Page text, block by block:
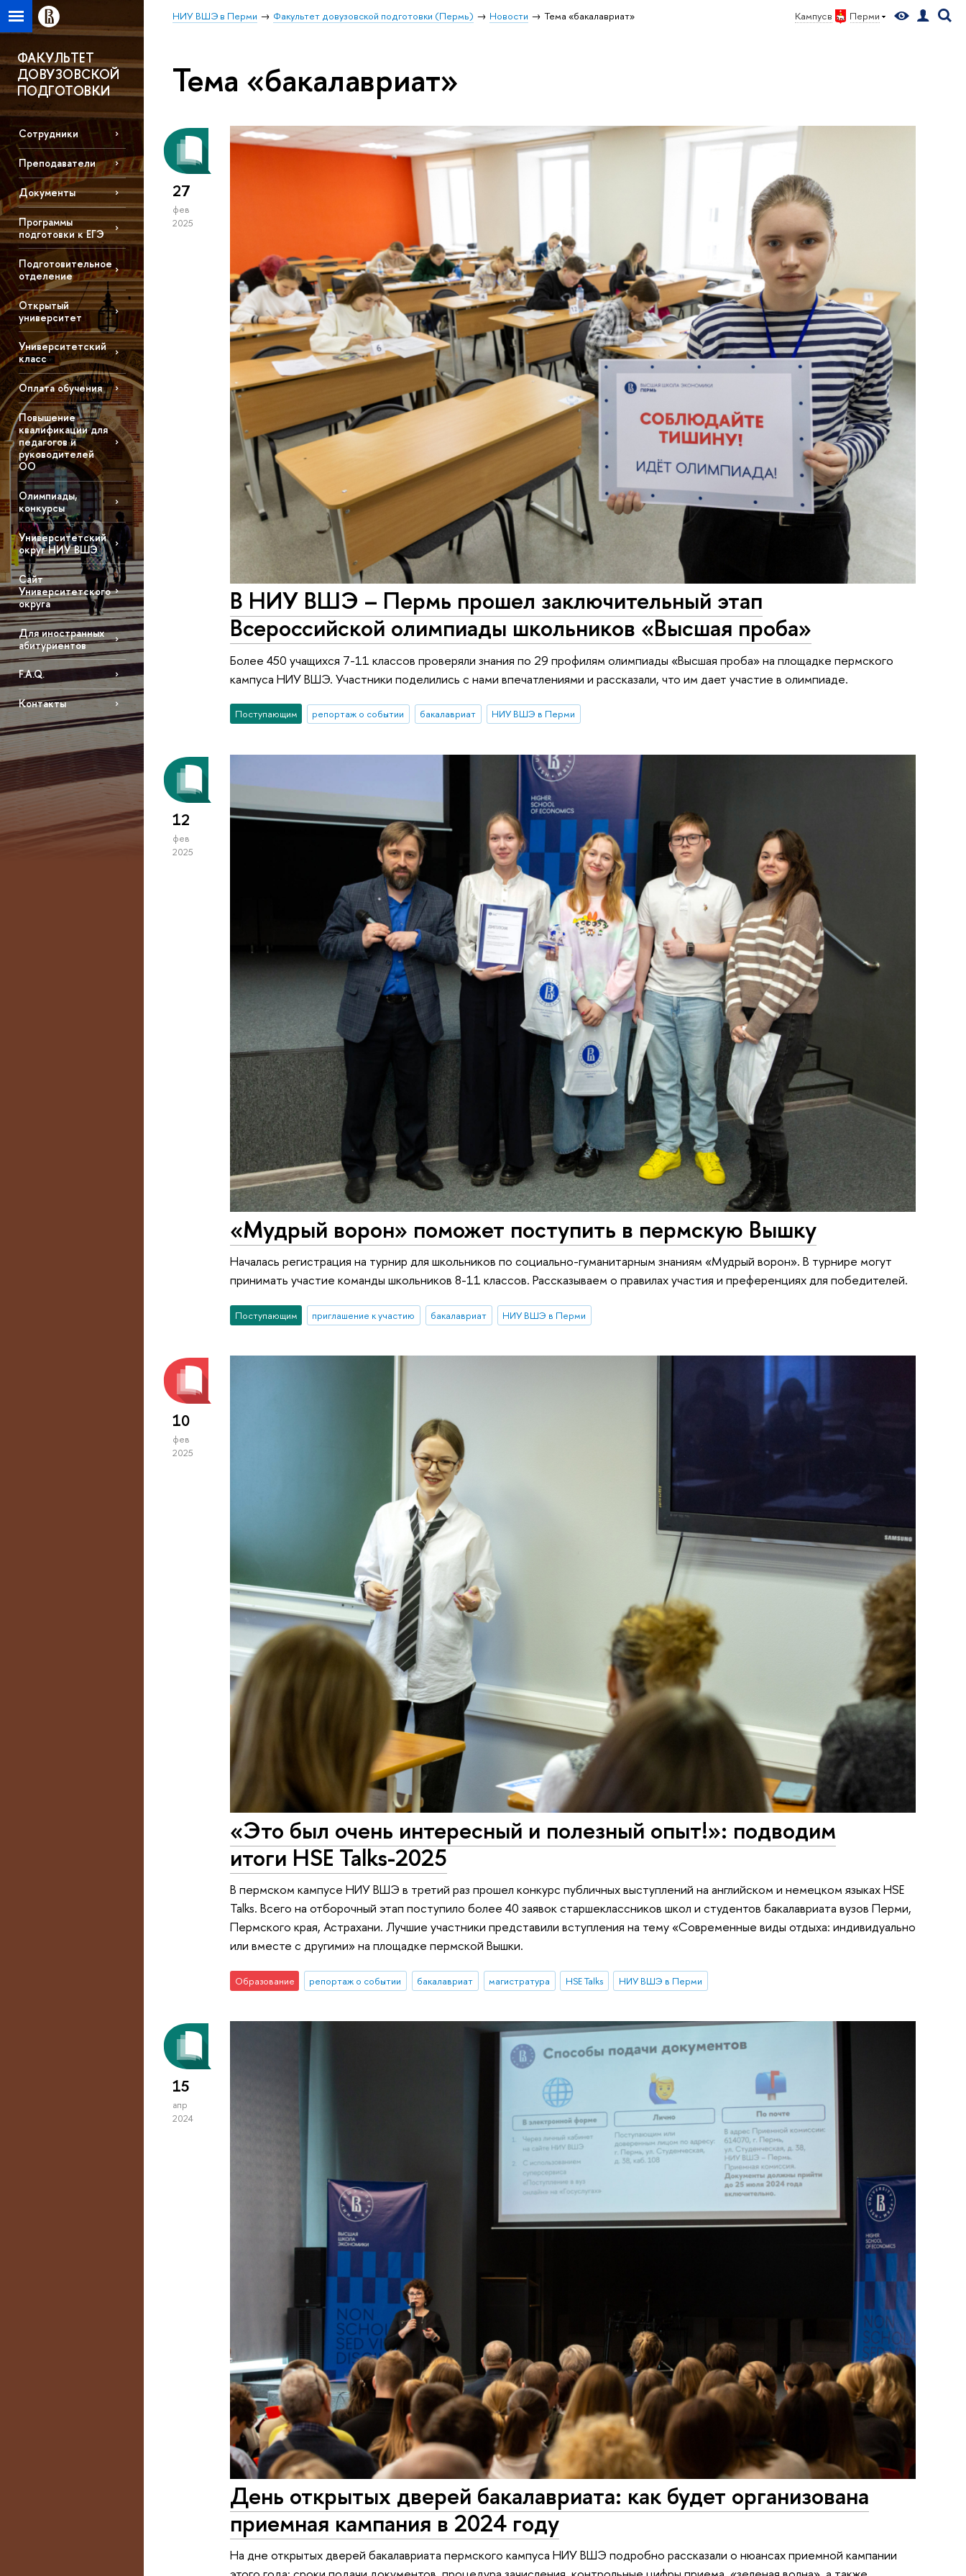
Кампус в Перми
НИУ ВШЭ в Перми Факультет довузовской подготовки (Пермь) Новости Тема «бакалавриат»
ФАКУЛЬТЕТ
ДОВУЗОВСКОЙ
ПОДГОТОВКИ
Сотрудники
Преподаватели
Документы
Программы
подготовки к ЕГЭ
Подготовительное
отделение
Открытый
университет
Университетский
класс
Оплата обучения
Повышение
квалификации для
педагогов и
руководителей
ОО
Олимпиады,
конкурсы
Университетский
округ НИУ ВШЭ
Сайт
Университетского
округа
Для иностранных
абитуриентов
F.A.Q.
Контакты
Тема «бакалавриат»
27
фев
2025
В НИУ ВШЭ – Пермь прошел заключительный этап
Всероссийской олимпиады школьников «Высшая проба»
Более 450 учащихся 7-11 классов проверяли знания по 29 профилям олимпиады «Высшая проба» на площадке пермского
кампуса НИУ ВШЭ. Участники поделились с нами впечатлениями и рассказали, что им дает участие в олимпиаде.
Поступающим репортаж о событии бакалавриат НИУ ВШЭ в Перми
12
фев
2025
«Мудрый ворон» поможет поступить в пермскую Вышку
Началась регистрация на турнир для школьников по социально-гуманитарным знаниям «Мудрый ворон». В турнире могут
принимать участие команды школьников 8-11 классов. Рассказываем о правилах участия и преференциях для победителей.
Поступающим приглашение к участию бакалавриат НИУ ВШЭ в Перми
10
фев
2025
«Это был очень интересный и полезный опыт!»: подводим
итоги HSE Talks-2025
В пермском кампусе НИУ ВШЭ в третий раз прошел конкурс публичных выступлений на английском и немецком языках HSE
Talks. Всего на отборочный этап поступило более 40 заявок старшеклассников школ и студентов бакалавриата вузов Перми,
Пермского края, Астрахани. Лучшие участники представили вступления на тему «Современные виды отдыха: индивидуально
или вместе с другими» на площадке пермской Вышки.
Образование репортаж о событии бакалавриат магистратура HSE Talks НИУ ВШЭ в Перми
15
апр
2024
День открытых дверей бакалавриата: как будет организована
приемная кампания в 2024 году
На дне открытых дверей бакалавриата пермского кампуса НИУ ВШЭ подробно рассказали о нюансах приемной кампании